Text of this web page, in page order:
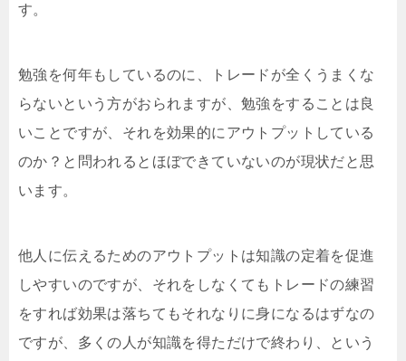
す。
勉強を何年もしているのに、トレードが全くうまくな
らないという方がおられますが、勉強をすることは良
いことですが、それを効果的にアウトプットしている
のか？と問われるとほぼできていないのが現状だと思
います。
他人に伝えるためのアウトプットは知識の定着を促進
しやすいのですが、それをしなくてもトレードの練習
をすれば効果は落ちてもそれなりに身になるはずなの
ですが、多くの人が知識を得ただけで終わり、という